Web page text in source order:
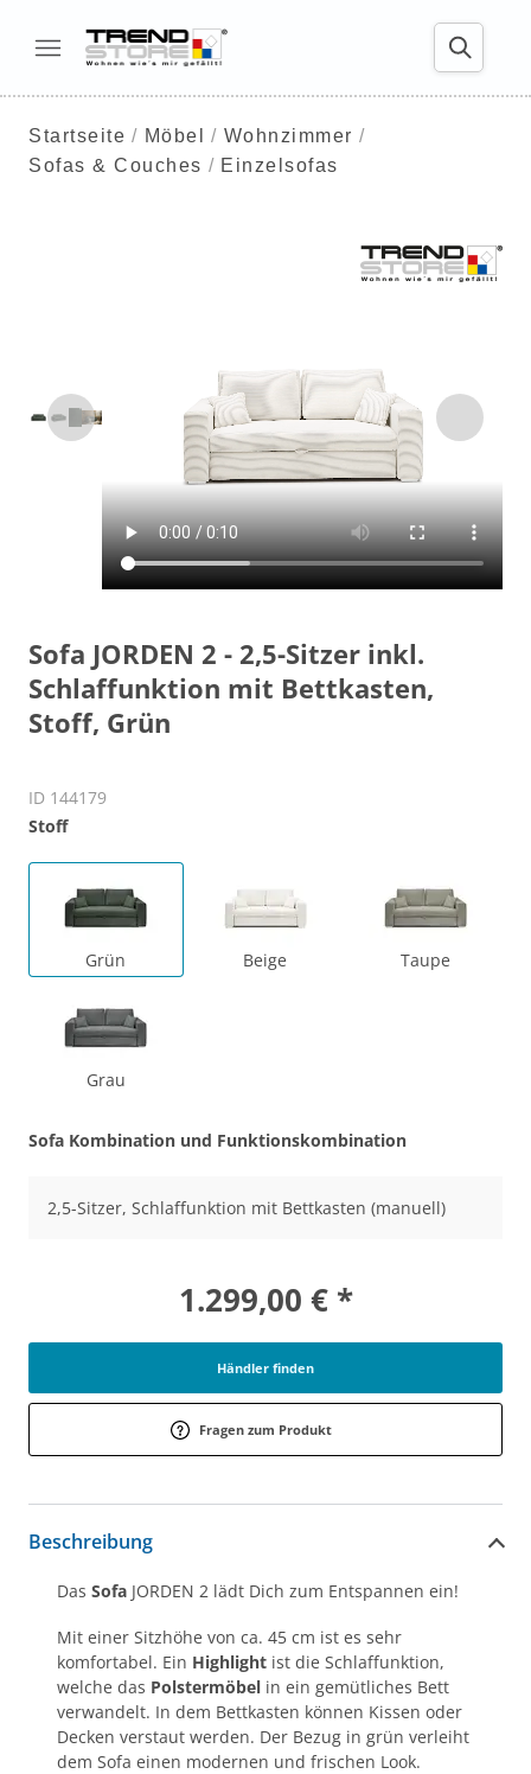
Startseite Möbel
Wohnzimmer
Sofas & Couches
Einzelsofas
Sofa JORDEN 2 - 2,5-Sitzer inkl.
Schlaffunktion mit Bettkasten,
Stoff, Grün
ID 144179
Stoff
Grün Beige Taupe
Grau
Sofa Kombination und Funktionskombination
2,5-Sitzer, Schlaffunktion mit Bettkasten (manuell)
1.299,00 € *
Händler finden
Fragen zum Produkt
Beschreibung
Das Sofa JORDEN 2 lädt Dich zum Entspannen ein!
Mit einer Sitzhöhe von ca. 45 cm ist es sehr
komfortabel. Ein Highlight ist die Schlaffunktion,
welche das Polstermöbel in ein gemütliches Bett
verwandelt. In dem Bettkasten können Kissen oder
Decken verstaut werden. Der Bezug in grün verleiht
dem Sofa einen modernen und frischen Look.